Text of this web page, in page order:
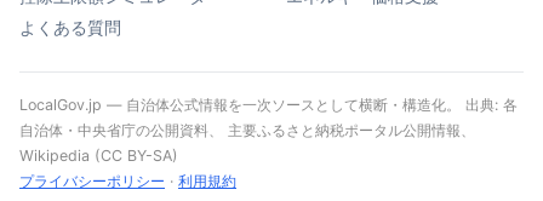
よくある質問
LocalGov.jp — 自治体公式情報を一次ソースとして横断・構造化。 出典: 各
自治体・中央省庁の公開資料、 主要ふるさと納税ポータル公開情報、
Wikipedia (CC BY-SA)
プライバシーポリシー · 利用規約